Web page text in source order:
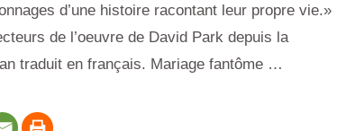
d’une histoire racontant leur propre vie.»
de l’oeuvre de David Park depuis la
traduit en français. Mariage fantôme …